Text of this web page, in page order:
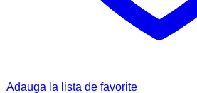
Adauga la lista de favorite